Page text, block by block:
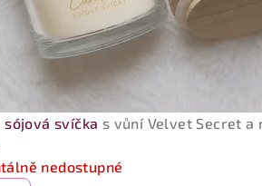
svíčka s vůní Velvet Secret a
nedostupné